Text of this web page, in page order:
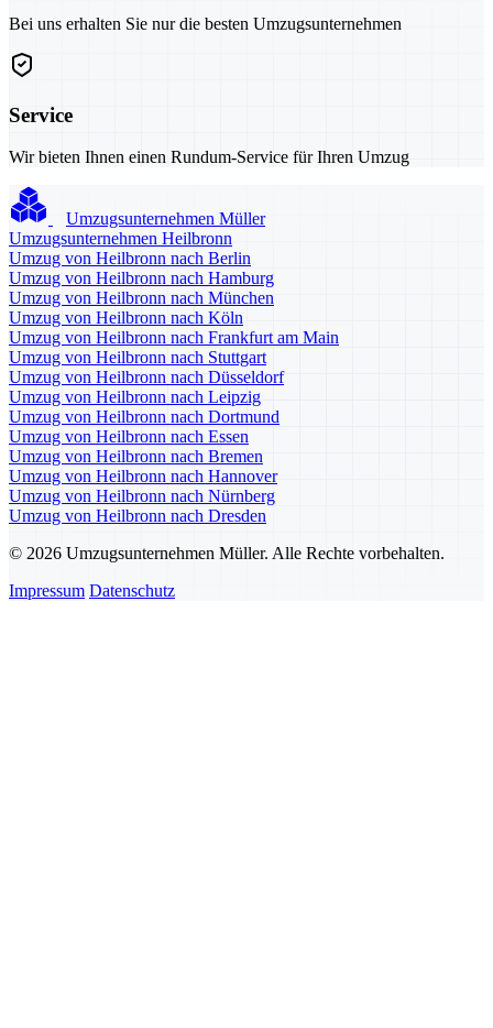
Bei uns erhalten Sie nur die besten Umzugsunternehmen
Service
Wir bieten Ihnen einen Rundum-Service für Ihren Umzug
Umzugsunternehmen Müller
Umzugsunternehmen Heilbronn
Umzug von Heilbronn nach Berlin
Umzug von Heilbronn nach Hamburg
Umzug von Heilbronn nach München
Umzug von Heilbronn nach Köln
Umzug von Heilbronn nach Frankfurt am Main
Umzug von Heilbronn nach Stuttgart
Umzug von Heilbronn nach Düsseldorf
Umzug von Heilbronn nach Leipzig
Umzug von Heilbronn nach Dortmund
Umzug von Heilbronn nach Essen
Umzug von Heilbronn nach Bremen
Umzug von Heilbronn nach Hannover
Umzug von Heilbronn nach Nürnberg
Umzug von Heilbronn nach Dresden
© 2026 Umzugsunternehmen Müller. Alle Rechte vorbehalten.
Impressum Datenschutz